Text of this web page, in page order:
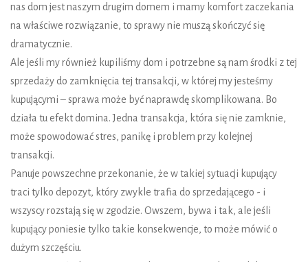
nas dom jest naszym drugim domem i mamy komfort zaczekania
na właściwe rozwiązanie, to sprawy nie muszą skończyć się
dramatycznie.
Ale jeśli my również kupiliśmy dom i potrzebne są nam środki z tej
sprzedaży do zamknięcia tej transakcji, w której my jesteśmy
kupującymi – sprawa może być naprawdę skomplikowana. Bo
działa tu efekt domina. Jedna transakcja, która się nie zamknie,
może spowodować stres, panikę i problem przy kolejnej
transakcji.
Panuje powszechne przekonanie, że w takiej sytuacji kupujący
traci tylko depozyt, który zwykle trafia do sprzedającego - i
wszyscy rozstają się w zgodzie. Owszem, bywa i tak, ale jeśli
kupujący poniesie tylko takie konsekwencje, to może mówić o
dużym szczęściu.